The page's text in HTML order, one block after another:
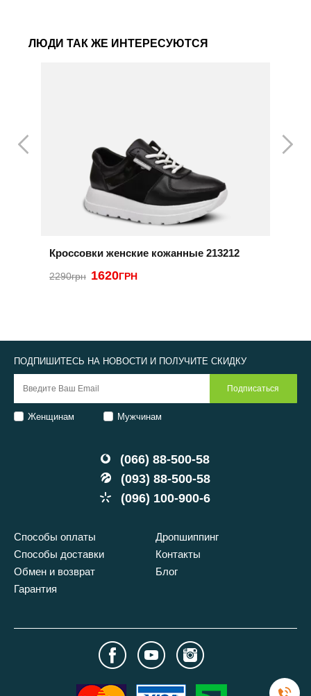
ЛЮДИ ТАК ЖЕ ИНТЕРЕСУЮТСЯ
Кроссовки женские кожанные 213212
2290грн 1620ГРН
(066) 88-500-58
(093) 88-500-58
(096) 100-900-6
Способы оплаты
Способы доставки
Обмен и возврат
Гарантия
Дропшиппинг
Контакты
Блог
ПОДПИШИТЕСЬ НА НОВОСТИ И ПОЛУЧИТЕ СКИДКУ
Женщинам Мужчинам